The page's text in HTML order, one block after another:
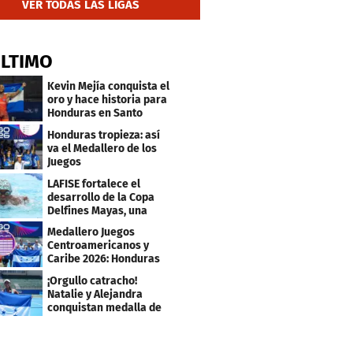
VER TODAS LAS LIGAS
Kevin Mejía conquista el
oro y hace historia para
Honduras en Santo
Honduras tropieza: así
va el Medallero de los
Juegos
Centroamericanos y
Caribe 2026
LAFISE fortalece el
desarrollo de la Copa
Delfines Mayas, una
fiesta para la natación
Medallero Juegos
Centroamericanos y
Caribe 2026: Honduras
escala puestos
¡Orgullo catracho!
Natalie y Alejandra
conquistan medalla de